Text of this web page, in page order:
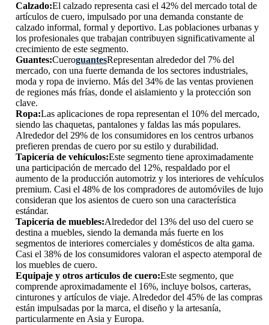
Calzado:El calzado representa casi el 42% del mercado total de
artículos de cuero, impulsado por una demanda constante de
calzado informal, formal y deportivo. Las poblaciones urbanas y
los profesionales que trabajan contribuyen significativamente al
crecimiento de este segmento.
Guantes:CueroguantesRepresentan alrededor del 7% del
mercado, con una fuerte demanda de los sectores industriales,
moda y ropa de invierno. Más del 34% de las ventas provienen
de regiones más frías, donde el aislamiento y la protección son
clave.
Ropa:Las aplicaciones de ropa representan el 10% del mercado,
siendo las chaquetas, pantalones y faldas las más populares.
Alrededor del 29% de los consumidores en los centros urbanos
prefieren prendas de cuero por su estilo y durabilidad.
Tapicería de vehículos:Este segmento tiene aproximadamente
una participación de mercado del 12%, respaldado por el
aumento de la producción automotriz y los interiores de vehículos
premium. Casi el 48% de los compradores de automóviles de lujo
consideran que los asientos de cuero son una característica
estándar.
Tapicería de muebles:Alrededor del 13% del uso del cuero se
destina a muebles, siendo la demanda más fuerte en los
segmentos de interiores comerciales y domésticos de alta gama.
Casi el 38% de los consumidores valoran el aspecto atemporal de
los muebles de cuero.
Equipaje y otros artículos de cuero:Este segmento, que
comprende aproximadamente el 16%, incluye bolsos, carteras,
cinturones y artículos de viaje. Alrededor del 45% de las compras
están impulsadas por la marca, el diseño y la artesanía,
particularmente en Asia y Europa.